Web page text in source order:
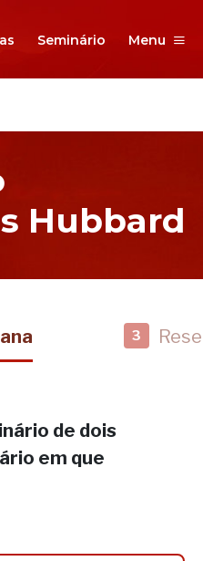
Seminário Menu
Hubbard
3
de dois
em que